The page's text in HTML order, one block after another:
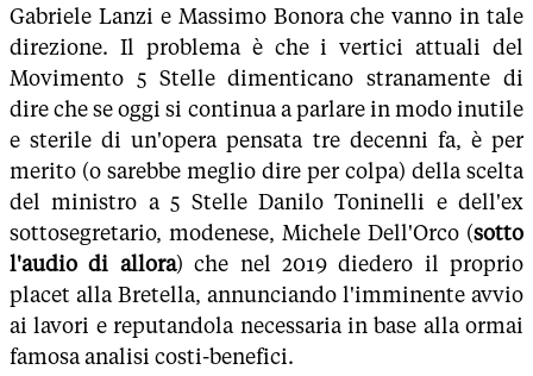
Gabriele Lanzi e Massimo Bonora che vanno in tale
direzione. Il problema è che i vertici attuali del
Movimento 5 Stelle dimenticano stranamente di
dire che se oggi si continua a parlare in modo inutile
e sterile di un'opera pensata tre decenni fa, è per
merito (o sarebbe meglio dire per colpa) della scelta
del ministro a 5 Stelle Danilo Toninelli e dell'ex
sottosegretario, modenese, Michele Dell'Orco (sotto
l'audio di allora) che nel 2019 diedero il proprio
placet alla Bretella, annunciando l'imminente avvio
ai lavori e reputandola necessaria in base alla ormai
famosa analisi costi-benefici.